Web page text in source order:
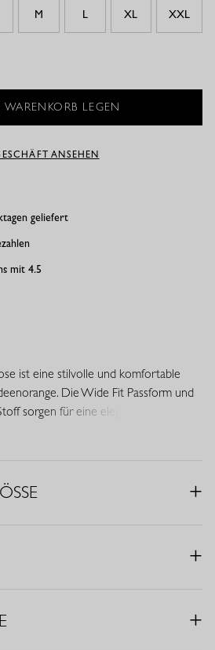
M L XL XXL
ANSEHEN
geliefert
mit 4.5
ist eine stilvolle und komfortable
Die Wide Fit Passform und
sorgen für eine elegante Silhouette,
dem Design eine moderne